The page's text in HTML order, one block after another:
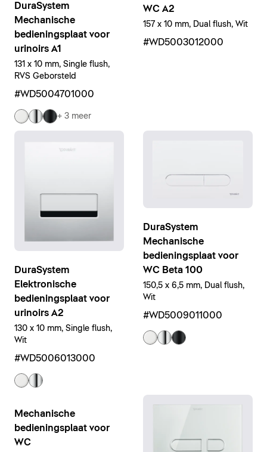
DuraSystem
Mechanische
bedieningsplaat voor
urinoirs A1
131 x 10 mm, Single flush,
RVS Geborsteld
#WD5004701000
+ 3 meer
WC A2
157 x 10 mm, Dual flush, Wit
#WD5003012000
DuraSystem
Elektronische
bedieningsplaat voor
urinoirs A2
130 x 10 mm, Single flush,
Wit
#WD5006013000
DuraSystem
Mechanische
bedieningsplaat voor
WC Beta 100
150,5 x 6,5 mm, Dual flush,
Wit
#WD5009011000
Mechanische
bedieningsplaat voor
WC